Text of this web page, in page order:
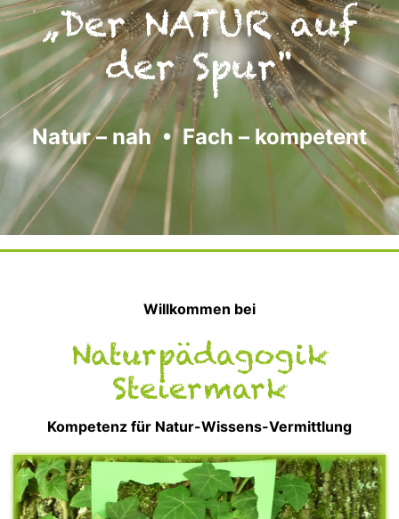
„Der NATUR auf
der Spur"
Natur – nah • Fach – kompetent
Willkommen bei
Naturpädagogik
Steiermark
Kompetenz für Natur-Wissens-Vermittlung